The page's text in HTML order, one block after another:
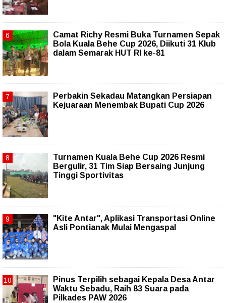
Camat Richy Resmi Buka Turnamen Sepak
Bola Kuala Behe Cup 2026, Diikuti 31 Klub
dalam Semarak HUT RI ke-81
Perbakin Sekadau Matangkan Persiapan
Kejuaraan Menembak Bupati Cup 2026
Turnamen Kuala Behe Cup 2026 Resmi
Bergulir, 31 Tim Siap Bersaing Junjung
Tinggi Sportivitas
"Kite Antar", Aplikasi Transportasi Online
Asli Pontianak Mulai Mengaspal
Pinus Terpilih sebagai Kepala Desa Antar
Waktu Sebadu, Raih 83 Suara pada
Pilkades PAW 2026